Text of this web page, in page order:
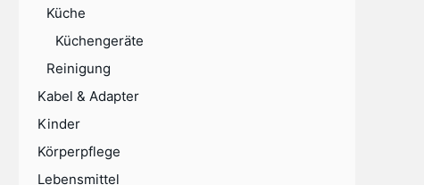
Küche
Küchengeräte
Reinigung
Kabel & Adapter
Kinder
Körperpflege
Lebensmittel